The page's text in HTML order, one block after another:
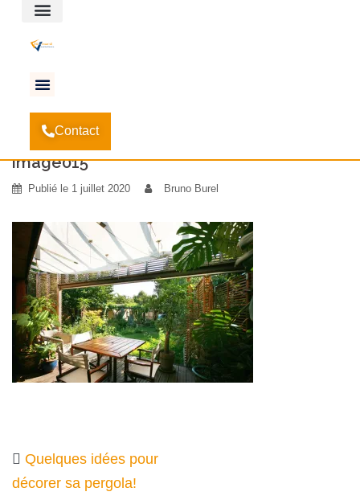
Contact
Accueil-Quelques idées pour décorer sa pergola!
image015
image015
Publié le 1 juillet 2020 Bruno Burel
Quelques idées pour
décorer sa pergola!